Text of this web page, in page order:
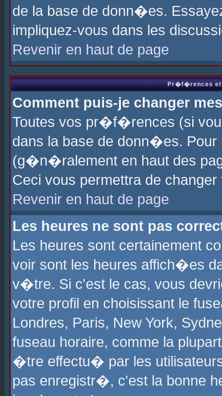
de la base de donn�es.
impliquez-vous dans les
Revenir en haut de page
Pr�f�rences et
Comment puis-je changer
Toutes vos pr�f�rences (si
dans la base de donn�es.
(g�n�ralement en haut des
Ceci vous permettra de
Revenir en haut de page
Les heures ne sont pas
Les heures sont certainement
voir sont les heures affich�es
v�tre. Si c'est le cas, vous
votre profil en choisissant le
Londres, Paris, New York,
fuseau horaire, comme la
�tre effectu� par les
pas enregistr�, c'est la bonne